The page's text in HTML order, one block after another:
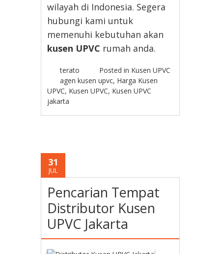
wilayah di Indonesia. Segera
hubungi kami untuk
memenuhi kebutuhan akan
kusen UPVC rumah anda.
terato Posted in Kusen UPVC
agen kusen upvc, Harga Kusen
UPVC, Kusen UPVC, Kusen UPVC
jakarta
31
JUL
Pencarian Tempat
Distributor Kusen
UPVC Jakarta